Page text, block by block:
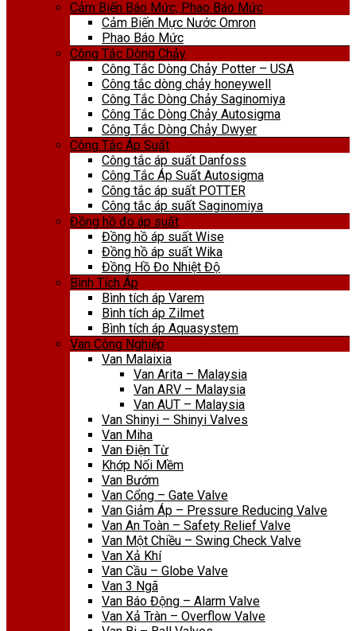
Cảm Biến Báo Mức, Phao Báo Mức
Cảm Biến Mực Nước Omron
Phao Báo Mức
Công Tắc Dòng Chảy
Công Tắc Dòng Chảy Potter – USA
Công tắc dòng chảy honeywell
Công Tắc Dòng Chảy Saginomiya
Công Tắc Dòng Chảy Autosigma
Công Tắc Dòng Chảy Dwyer
Công Tắc Áp Suất
Công tắc áp suất Danfoss
Công Tắc Áp Suất Autosigma
Công tắc áp suất POTTER
Công tắc áp suất Saginomiya
Đồng hồ đo áp suất
Đồng hồ áp suất Wise
Đồng hồ áp suất Wika
Đồng Hồ Đo Nhiệt Độ
Bình Tích Áp
Bình tích áp Varem
Bình tích áp Zilmet
Bình tích áp Aquasystem
Van Công Nghiệp
Van Malaixia
Van Arita – Malaysia
Van ARV – Malaysia
Van AUT – Malaysia
Van Shinyi – Shinyi Valves
Van Miha
Van Điện Từ
Khớp Nối Mềm
Van Bướm
Van Cổng – Gate Valve
Van Giảm Áp – Pressure Reducing Valve
Van An Toàn – Safety Relief Valve
Van Một Chiều – Swing Check Valve
Van Xả Khí
Van Cầu – Globe Valve
Van 3 Ngã
Van Báo Động – Alarm Valve
Van Xả Tràn – Overflow Valve